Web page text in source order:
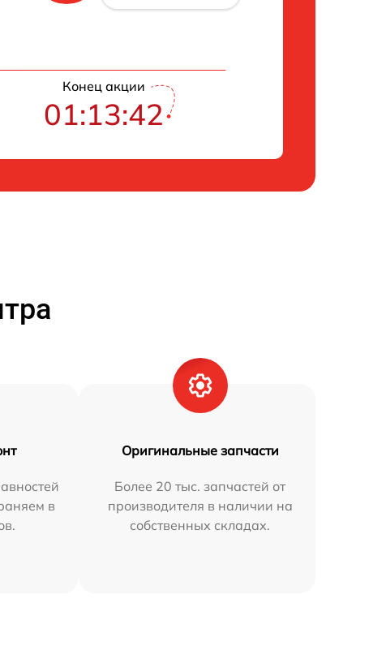
Конец акции
01:13:42
в
Оригинальные запчасти
Более 20 тыс. запчастей от
производителя в наличии на
собственных складах.